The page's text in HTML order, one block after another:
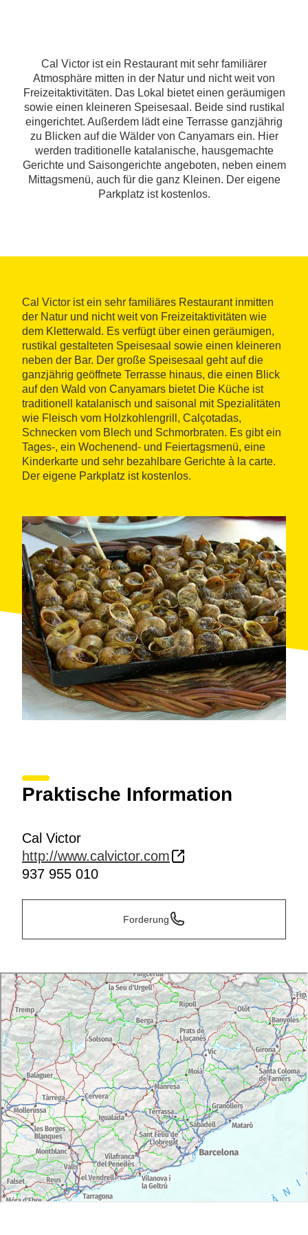
Cal Victor ist ein Restaurant mit sehr familiärer
Atmosphäre mitten in der Natur und nicht weit von
Freizeitaktivitäten. Das Lokal bietet einen geräumigen
sowie einen kleineren Speisesaal. Beide sind rustikal
eingerichtet. Außerdem lädt eine Terrasse ganzjährig
zu Blicken auf die Wälder von Canyamars ein. Hier
werden traditionelle katalanische, hausgemachte
Gerichte und Saisongerichte angeboten, neben einem
Mittagsmenü, auch für die ganz Kleinen. Der eigene
Parkplatz ist kostenlos.
Cal Victor ist ein sehr familiäres Restaurant inmitten
der Natur und nicht weit von Freizeitaktivitäten wie
dem Kletterwald. Es verfügt über einen geräumigen,
rustikal gestalteten Speisesaal sowie einen kleineren
neben der Bar. Der große Speisesaal geht auf die
ganzjährig geöffnete Terrasse hinaus, die einen Blick
auf den Wald von Canyamars bietet Die Küche ist
traditionell katalanisch und saisonal mit Spezialitäten
wie Fleisch vom Holzkohlengrill, Calçotadas,
Schnecken vom Blech und Schmorbraten. Es gibt ein
Tages-, ein Wochenend- und Feiertagsmenü, eine
Kinderkarte und sehr bezahlbare Gerichte à la carte.
Der eigene Parkplatz ist kostenlos.
Praktische Information
Cal Victor
http://www.calvictor.com
937 955 010
Forderung